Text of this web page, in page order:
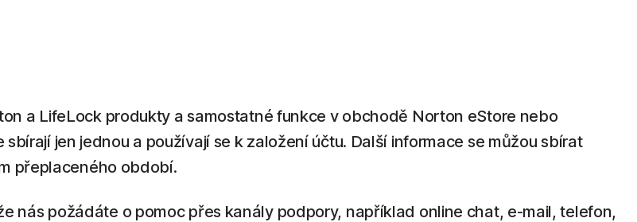
a LifeLock produkty a samostatné funkce v obchodě Norton eStore nebo
jen jednou a používají se k založení účtu. Další informace se můžou sbírat
přeplaceného období.
nás požádáte o pomoc přes kanály podpory, například online chat, e-mail, telefon,